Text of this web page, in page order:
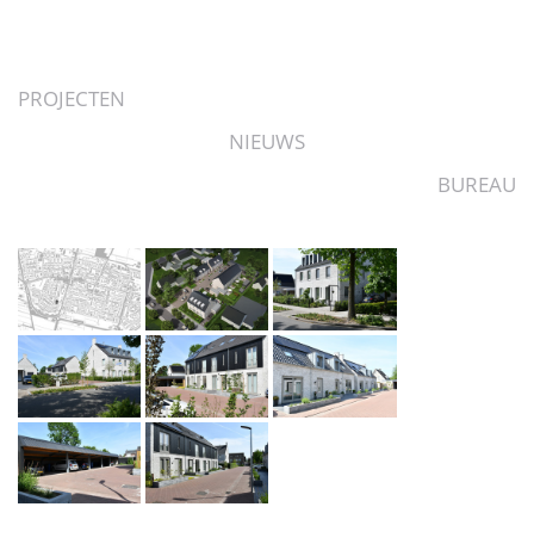
PROJECTEN
NIEUWS
BUREAU